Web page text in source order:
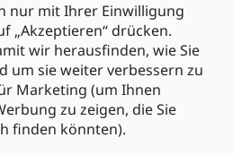
nur mit Ihrer Einwilligung
„Akzeptieren“ drücken.
wir herausfinden, wie Sie
um sie weiter verbessern zu
Marketing (um Ihnen
zu zeigen, die Sie
finden könnten).